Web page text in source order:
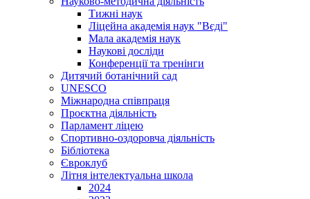
Тижні наук
Ліцейна академія наук "Вєді"
Мала академія наук
Наукові досліди
Конференції та тренінги
Дитячий ботанічний сад
UNESCO
Міжнародна співпраця
Проєктна діяльність
Парламент ліцею
Спортивно-оздоровча діяльність
Бібліотека
Євроклуб
Літня інтелектуальна школа
2024